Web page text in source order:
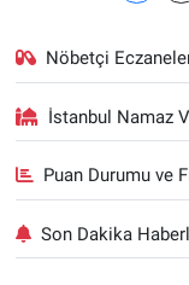
Nöbetçi
İstanbul Namaz
Puan Durumu ve
Son Dakika